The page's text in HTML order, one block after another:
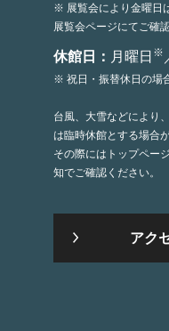
※ 展覧会により金曜日
展覧会ページにてご確
休館日： 月曜日 ※
※ 祝日・振替休日の場
台風、大雪などにより
は臨時休館とする場合
その際にはトップペー
知でご確認ください。
アク